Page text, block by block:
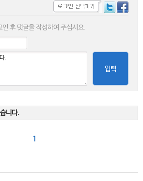
후 댓글을 작성하여 주십시요.
입력
니다.
1